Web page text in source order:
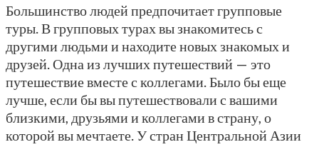
Большинство людей предпочитает групповые
туры. В групповых турах вы знакомитесь с
другими людьми и находите новых знакомых и
друзей. Одна из лучших путешествий — это
путешествие вместе с коллегами. Было бы еще
лучше, если бы вы путешествовали с вашими
близкими, друзьями и коллегами в страну, о
которой вы мечтаете. У стран Центральной Азии